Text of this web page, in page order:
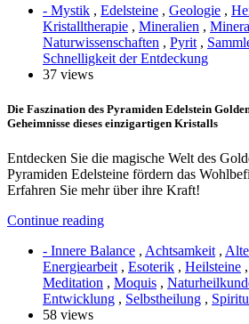
- Mystik , Edelsteine , Geologie ,
Kristalltherapie , Mineralien ,
Naturwissenschaften , Pyrit ,
Schnelligkeit der Entdeckung
37 views
Die Faszination des Pyramiden Edelstein
Geheimnisse dieses einzigartigen Kristalls
Entdecken Sie die magische Welt des
Pyramiden Edelsteine fördern das
Erfahren Sie mehr über ihre Kraft!
Continue reading
- Innere Balance , Achtsamkeit,
Energiearbeit, Esoterik , Heilsteine ,
Meditation , Moquis ,
Entwicklung , Selbstheilung ,
58 views